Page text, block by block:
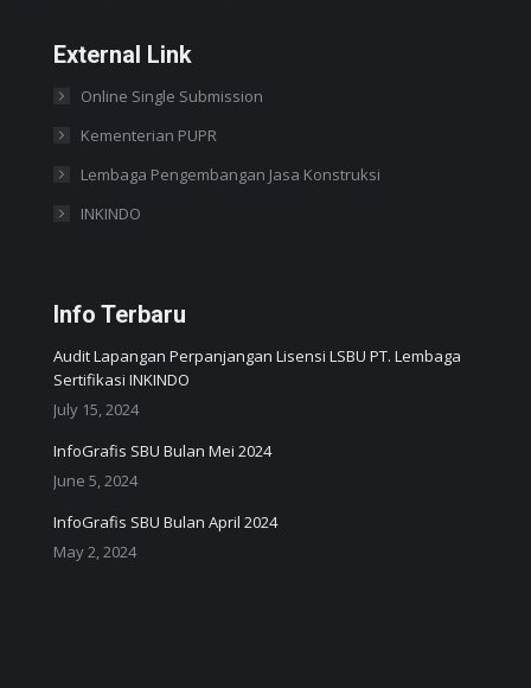
opensopens
in
opens
in
opens
in
opens
in
in
External Link
Online Single Submission
Kementerian PUPR
Lembaga Pengembangan Jasa Konstruksi
INKINDO
Info Terbaru
Audit Lapangan Perpanjangan Lisensi LSBU PT. Lembaga
Sertifikasi INKINDO
July 15, 2024
InfoGrafis SBU Bulan Mei 2024
June 5, 2024
InfoGrafis SBU Bulan April 2024
May 2, 2024